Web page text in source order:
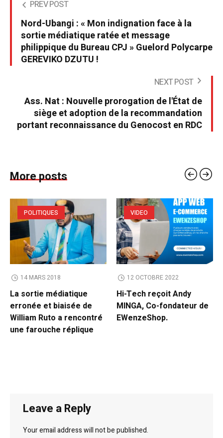
PREV POST
Nord-Ubangi : « Mon indignation face à la
sortie médiatique ratée et message
philippique du Bureau CPJ » Guelord Polycarpe
GEREVIKO DZUTU !
NEXT POST
Ass. Nat : Nouvelle prorogation de l'État de
siège et adoption de la recommandation
portant reconnaissance du Genocost en RDC
More posts
POLITIQUES
14 MARS 2018
La sortie médiatique
erronée et biaisée de
William Ruto a rencontré
une farouche réplique
VIDEO
12 OCTOBRE 2022
Hi-Tech reçoit Andy
MINGA, Co-fondateur de
EWenzeShop.
Leave a Reply
Your email address will not be published.